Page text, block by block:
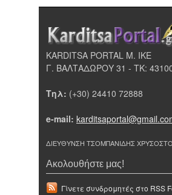
KARDITSA PORTAL Μ. ΙΚΕ
Γ. ΒΑΛΤΑΔΩΡΟΥ 31 - ΤΚ:
Τηλ: (+30) 24410 72888
e-mail:
ΔΙΕΥΘΥΝΣΗ ΤΣΟΜΠΑΝΙΔΗΣ
Ακολουθήστε μας!
Γίνετε συνδρομητές στο RSS